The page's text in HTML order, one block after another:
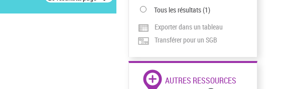
Tous les résultats(1)
Exporter dans un tableau
Transférer pour un SGB
AUTRES RESSOURCES